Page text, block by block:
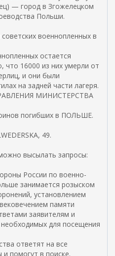
— город в Згожелецком
Польши.
военнопленных в
остается
что 16000 из них умерли от
и они были
на задней части лагеря.
МИНИСТЕРСТВА
погибших в ПОЛЬШЕ.
49.
высылать запросы:
России по военно-
занимается розыском
установлением
памяти
заявителям и
для посещения
ответят на все
помогут в поиске.